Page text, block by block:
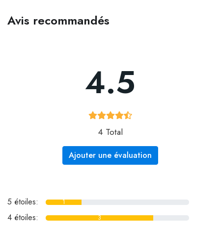
Avis recommandés
4.5
4 Total
Ajouter une évaluation
5 étoiles: 1
4 étoiles: 3